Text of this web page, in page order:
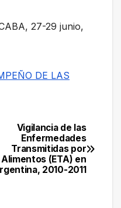
27-29 junio,
DE LAS
Vigilancia de las
Enfermedades
Transmitidas por
Alimentos (ETA) en
2010-2011